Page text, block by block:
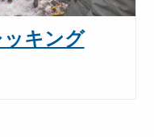
キング